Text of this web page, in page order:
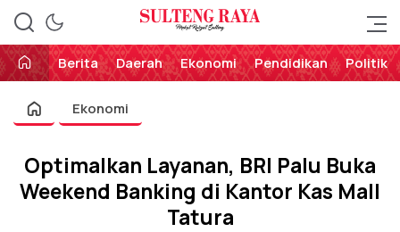
Sulteng Raya
Perekat Rakyat Sulteng
Berita
Daerah Ekonomi Pendidikan Politik
Ekonomi
Optimalkan Layanan, BRI Palu Buka
Weekend Banking di Kantor Kas Mall
Tatura